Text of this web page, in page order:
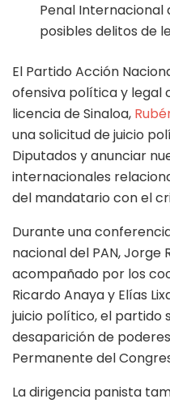
Penal Internacional
posibles delitos de
El Partido Acción
ofensiva política y
licencia de Sinaloa,
una solicitud de juicio
Diputados y anunciar
internacionales
del mandatario con el
Durante una
nacional del PAN, Jorge
acompañado por los
Ricardo Anaya y Elías
juicio político, el partido
desaparición de
Permanente del
La dirigencia panista